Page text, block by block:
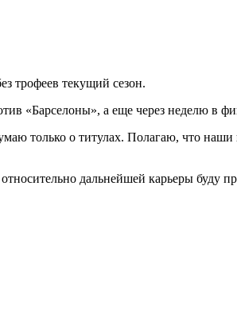
трофеев текущий сезон.
«Барселоны», а еще через неделю в
только о титулах. Полагаю, что
дальнейшей карьеры